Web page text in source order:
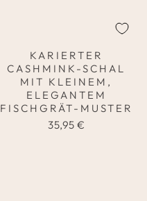
KARIERTER
CASHMINK-SCHAL
MIT KLEINEM,
ELEGANTEM
FISCHGRÄT-MUSTER
35,95 €